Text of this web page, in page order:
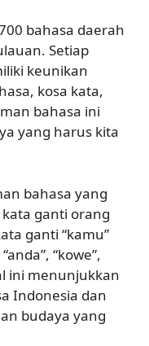
bahasa daerah
Setiap
keunikan
kosa kata,
bahasa ini
yang harus kita
bahasa yang
ganti orang
ganti “kamu”
“kowe”,
ini menunjukkan
Indonesia dan
budaya yang